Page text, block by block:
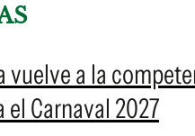
vuelve a la
Carnaval 2027